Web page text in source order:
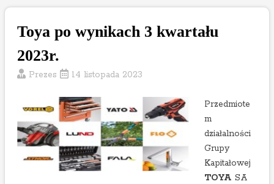
S
ó
i
k
t
ó
r
e
m
Toya po wynikach 3 kwartału
2023r.
Prezes 14 listopada 2023
Przedmiote
m
działalności
Grupy
Kapitałowej
TOYA SA